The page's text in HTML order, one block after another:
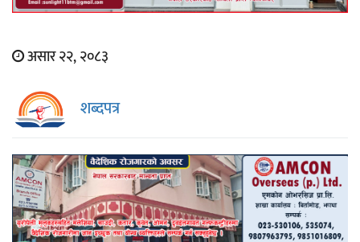
असार २२, २०८३
शब्दपत्र